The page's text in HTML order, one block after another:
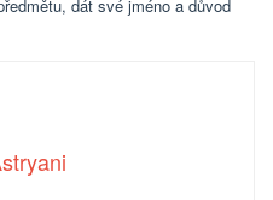
dát své jméno a důvod